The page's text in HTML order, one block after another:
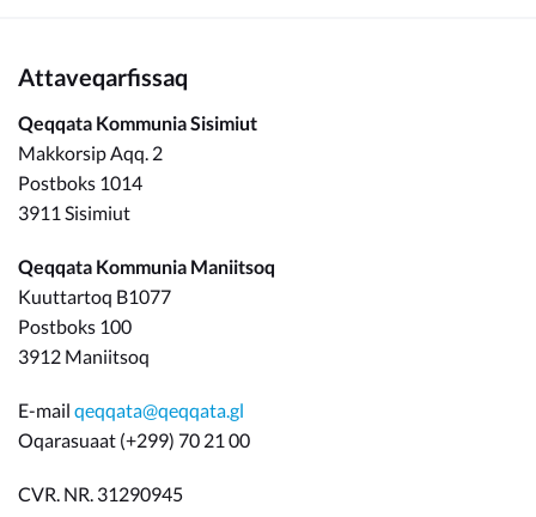
Attaveqarfissaq
Qeqqata Kommunia Sisimiut
Makkorsip Aqq. 2
Postboks 1014
3911 Sisimiut
Qeqqata Kommunia Maniitsoq
Kuuttartoq B1077
Postboks 100
3912 Maniitsoq
E-mail qeqqata@qeqqata.gl
Oqarasuaat (+299) 70 21 00
CVR. NR. 31290945